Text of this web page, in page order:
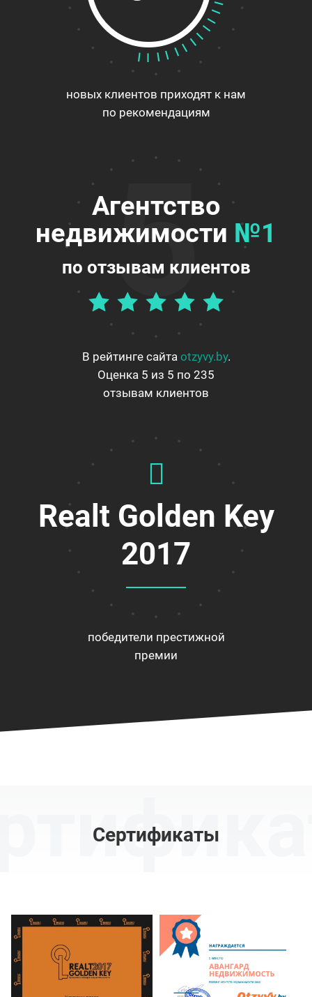
новых клиентов приходят к нам
по рекомендациям
Агентство
недвижимости №1
по отзывам клиентов
5
В рейтинге сайта otzyvy.by.
Оценка 5 из 5 по 235
отзывам клиентов
Realt Golden Key
2017
победители престижной
премии
Сертификаты